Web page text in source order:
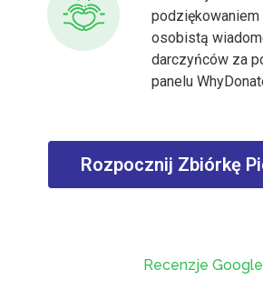
osobistą
darczyńców za
panelu
Rozpocznij Zbiórkę
Recenzje Google